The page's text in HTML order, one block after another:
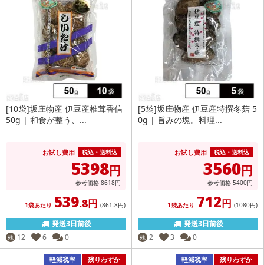
[10袋]坂庄物産 伊豆産椎茸香信
50g | 和食が整う、...
お試し費用 税込・送料込
5398円
参考価格 8618円
1袋あたり 539.8円 (861.8円)
発送3日前後
残 12 6 0
[5袋]坂庄物産 伊豆産特撰冬菇 5
0g | 旨みの塊。料理...
お試し費用 税込・送料込
3560円
参考価格 5400円
1袋あたり 712円 (1080円)
発送3日前後
残 2 3 0
軽減税率 残りわずか 軽減税率 残りわずか